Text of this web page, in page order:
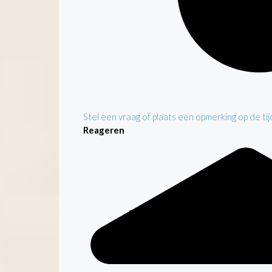
Stel een vraag of plaats een opmerking op de
Reageren